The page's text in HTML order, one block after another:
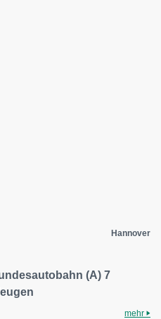
Hannover
(A) 7
mehr